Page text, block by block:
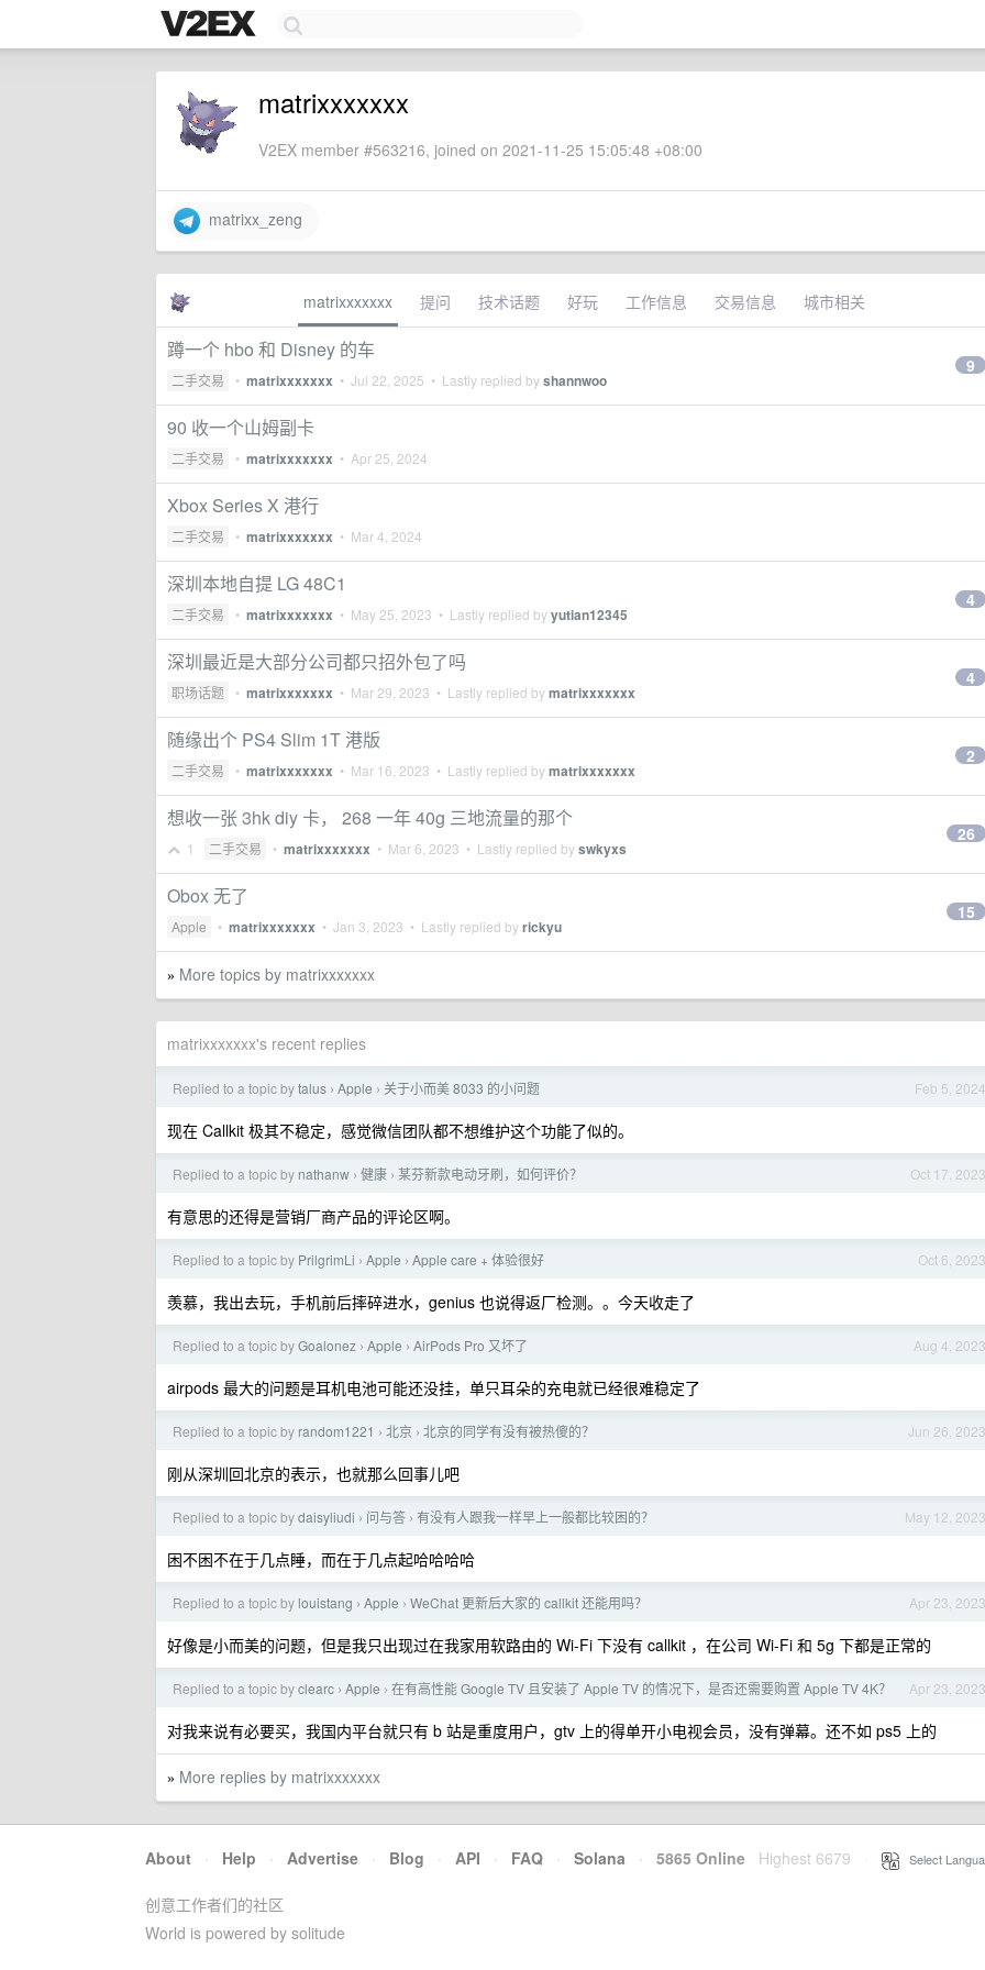
matrixxxxxxx
V2EX member #563216, joined on 2021-11-25 15:05:48 +08:00
matrixx_zeng
matrixxxxxxx 提问 技术话题 好玩 工作信息 交易信息 城市相关
蹲一个 hbo 和 Disney 的车
二手交易 • matrixxxxxxx • Jul 22, 2025 • Lastly replied byshannwoo
9
90 收一个山姆副卡
二手交易 • matrixxxxxxx • Apr 25, 2024
Xbox Series X 港行
二手交易 • matrixxxxxxx • Mar 4, 2024
深圳本地自提 LG 48C1
二手交易 • matrixxxxxxx • May 25, 2023 • Lastly replied byyutian12345
4
深圳最近是大部分公司都只招外包了吗
职场话题 • matrixxxxxxx • Mar 29, 2023 • Lastly replied bymatrixxxxxxx
4
随缘出个 PS4 Slim 1T 港版
二手交易 • matrixxxxxxx • Mar 16, 2023 • Lastly replied bymatrixxxxxxx
2
想收一张 3hk diy 卡， 268 一年 40g 三地流量的那个
1 二手交易 • matrixxxxxxx • Mar 6, 2023 • Lastly replied byswkyxs
26
Obox 无了
Apple • matrixxxxxxx • Jan 3, 2023 • Lastly replied byrickyu
15
» More topics by matrixxxxxxx
matrixxxxxxx's recent replies
Feb 5, 2024
Replied to a topic bytalus › Apple › 关于小而美 8033 的小问题
现在 Callkit 极其不稳定，感觉微信团队都不想维护这个功能了似的。
Oct 17, 2023
Replied to a topic by nathanw › 健康 › 某芬新款电动牙刷，如何评价？
有意思的还得是营销厂商产品的评论区啊。
Oct 6, 2023
Replied to a topic by PrilgrimLi › Apple › Apple care + 体验很好
羡慕，我出去玩，手机前后摔碎进水，genius 也说得返厂检测。。今天收走了
Aug 4, 2023
Replied to a topic byGoalonez › Apple › AirPods Pro 又坏了
airpods 最大的问题是耳机电池可能还没挂，单只耳朵的充电就已经很难稳定了
Jun 26, 2023
Replied to a topic by random1221 › 北京 › 北京的同学有没有被热傻的？
刚从深圳回北京的表示，也就那么回事儿吧
May 12, 2023
Replied to a topic bydaisyliudi › 问与答 › 有没有人跟我一样早上一般都比较困的？
困不困不在于几点睡，而在于几点起哈哈哈哈
Apr 23, 2023
Replied to a topic by louistang › Apple › WeChat 更新后大家的 callkit 还能用吗？
好像是小而美的问题，但是我只出现过在我家用软路由的 Wi-Fi 下没有 callkit ，在公司 Wi-Fi 和 5g 下都是正常的
Apr 23, 2023
Replied to a topic byclearc › Apple › 在有高性能 Google TV 且安装了 Apple TV 的情况下，是否还需要购置 Apple TV 4K？
对我来说有必要买，我国内平台就只有 b 站是重度用户，gtv 上的得单开小电视会员，没有弹幕。还不如 ps5 上的
» More replies by matrixxxxxxx
About · Help · Advertise · Blog · API · FAQ · Solana · 5865 Online Highest 6679 Select
创意工作者们的社区
World is powered by solitude